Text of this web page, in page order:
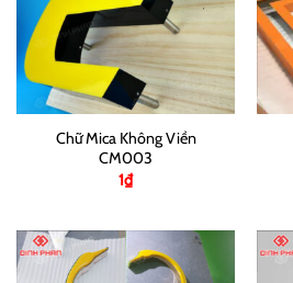
Chữ Mica Không Viền
CM003
1₫